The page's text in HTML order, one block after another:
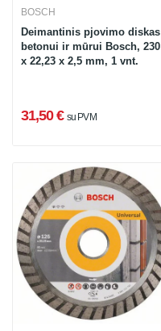
BOSCH
Deimantinis pjovimo diskas
betonui ir mūrui Bosch, 230
x 22,23 x 2,5 mm, 1 vnt.
31,50 € su PVM